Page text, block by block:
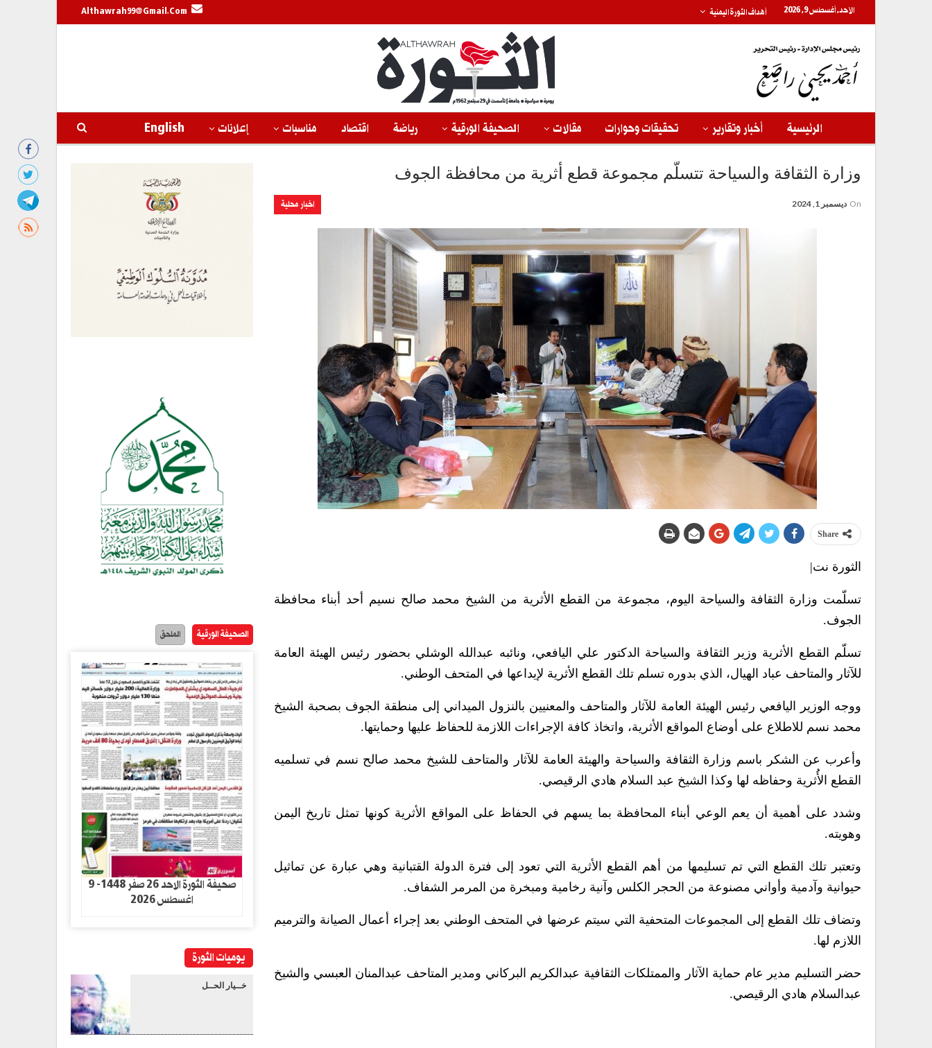
الأحد, أغسطس 9, 2026 أهداف الثورة اليمنية Althawrah99@gmail.com
الرئيسية أخبار وتقارير تحقيقات وحوارات مقالات الصحيفة الورقية رياضة اقتصاد مناسبات إعلانات English
وزارة الثقافة والسياحة تتسلّم مجموعة قطع أثرية من محافظة الجوف
اخبار محلية On ديسمبر 1, 2024
Share
الثورة نت|
تسلّمت وزارة الثقافة والسياحة اليوم، مجموعة من القطع الأثرية من الشيخ محمد صالح نسيم أحد أبناء محافظة
الجوف.
تسلّم القطع الأثرية وزير الثقافة والسياحة الدكتور علي اليافعي، ونائبه عبدالله الوشلي بحضور رئيس الهيئة العامة
للآثار والمتاحف عباد الهيال، الذي بدوره تسلم تلك القطع الأثرية لإيداعها في المتحف الوطني.
ووجه الوزير اليافعي رئيس الهيئة العامة للآثار والمتاحف والمعنيين بالنزول الميداني إلى منطقة الجوف بصحبة الشيخ
محمد نسم للاطلاع على أوضاع المواقع الأثرية، واتخاذ كافة الإجراءات اللازمة للحفاظ عليها وحمايتها.
وأعرب عن الشكر باسم وزارة الثقافة والسياحة والهيئة العامة للآثار والمتاحف للشيخ محمد صالح نسم في تسلميه
القطع الأُثرية وحفاظه لها وكذا الشيخ عبد السلام هادي الرقيصي.
وشدد على أهمية أن يعم الوعي أبناء المحافظة بما يسهم في الحفاظ على المواقع الأثرية كونها تمثل تاريخ اليمن
وهويته.
وتعتبر تلك القطع التي تم تسليمها من أهم القطع الأثرية التي تعود إلى فترة الدولة القتبانية وهي عبارة عن تماثيل
حيوانية وآدمية وأواني مصنوعة من الحجر الكلس وآنية رخامية ومبخرة من المرمر الشفاف.
وتضاف تلك القطع إلى المجموعات المتحفية التي سيتم عرضها في المتحف الوطني بعد إجراء أعمال الصيانة والترميم
اللازم لها.
حضر التسليم مدير عام حماية الآثار والممتلكات الثقافية عبدالكريم البركاني ومدير المتاحف عبدالمنان العبسي والشيخ
عبدالسلام هادي الرقيصي.
الصحيفة الورقية الملحق
صحيفة الثورة الاحد 26 صفر 1448- 9
اغسطس 2026
يوميات الثورة
خــيار الحــل